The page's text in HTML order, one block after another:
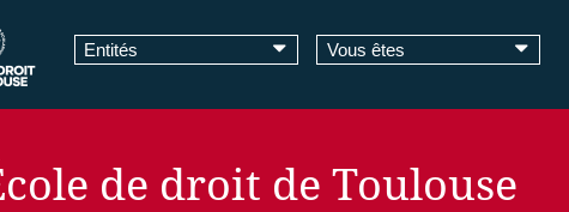
Entités Vous êtes
de droit de Toulouse